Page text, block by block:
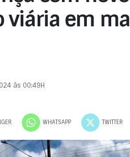
viária em
às 00:49H
WHATSAPP TWITTER